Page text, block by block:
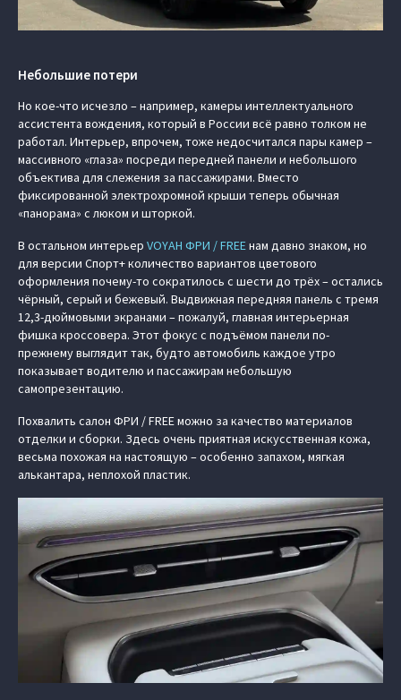
Небольшие потери
Но кое-что исчезло – например, камеры интеллектуального
ассистента вождения, который в России всё равно толком не
работал. Интерьер, впрочем, тоже недосчитался пары камер –
массивного «глаза» посреди передней панели и небольшого
объектива для слежения за пассажирами. Вместо
фиксированной электрохромной крыши теперь обычная
«панорама» с люком и шторкой.
В остальном интерьер VOYAH ФРИ / FREEнам давно знаком, но
для версии Спорт+ количество вариантов цветового
оформления почему-то сократилось с шести до трёх – остались
чёрный, серый и бежевый. Выдвижная передняя панель с тремя
12,3-дюймовыми экранами – пожалуй, главная интерьерная
фишка кроссовера. Этот фокус с подъёмом панели по-
прежнему выглядит так, будто автомобиль каждое утро
показывает водителю и пассажирам небольшую
самопрезентацию.
Похвалить салон ФРИ / FREE можно за качество материалов
отделки и сборки. Здесь очень приятная искусственная кожа,
весьма похожая на настоящую – особенно запахом, мягкая
алькантара, неплохой пластик.